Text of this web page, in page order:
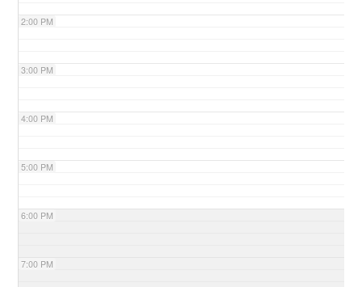
2:00 PM
3:00 PM
4:00 PM
5:00 PM
6:00 PM
7:00 PM